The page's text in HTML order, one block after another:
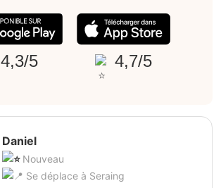
4,3/5 4,7/5
Daniel
Nouveau
Se déplace à Seraing